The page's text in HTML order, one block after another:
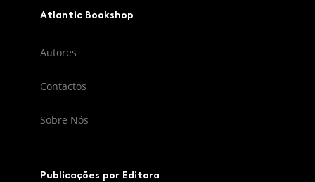
Atlantic Bookshop
Autores
Contactos
Sobre Nós
Publicações por Editora